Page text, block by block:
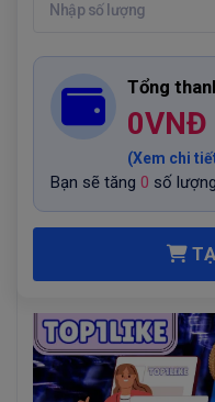
Tổng
0VNĐ
(Xem chi
Bạn sẽ tăng 0 số